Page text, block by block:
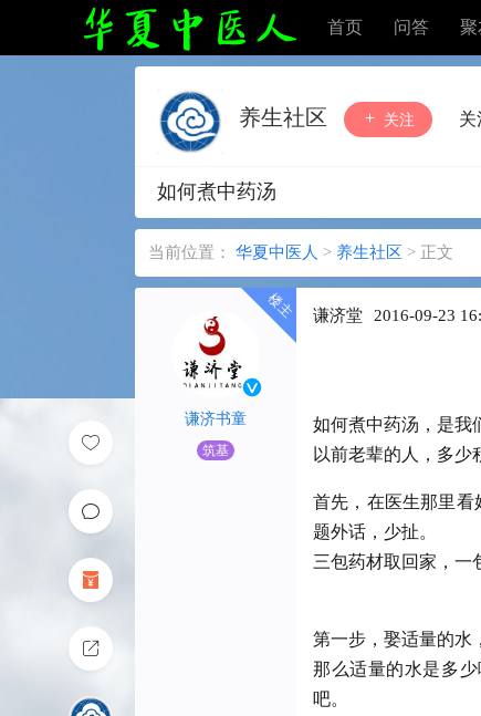
首页 问答 聚
养生社区 关注 关
如何煮中药汤
当前位置： 华夏中医人 > 养生社区 > 正文
谦济书童
筑基
谦济堂 2016-09-23
如何煮中药汤，是我
以前老辈的人，多少
首先，在医生那里看
题外话，少扯。
三包药材取回家，一
第一步，娶适量的水
那么适量的水是多
吧。